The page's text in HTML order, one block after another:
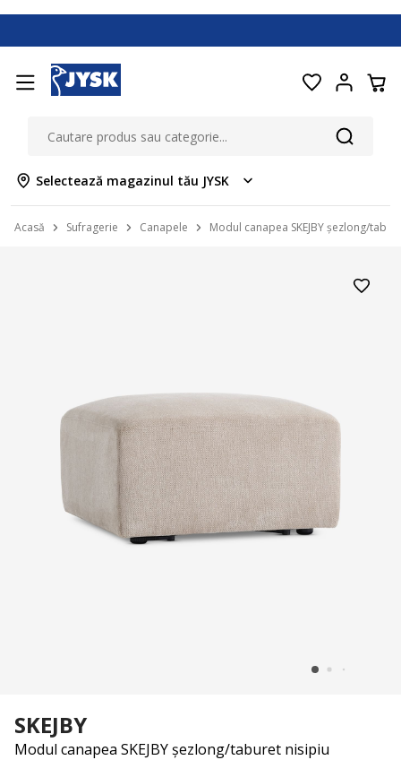
Selectează magazinul tău JYSK
Acasă Sufragerie Canapele Modul canapea SKEJBY șezlong/
SKEJBY
Modul canapea SKEJBY șezlong/taburet nisipiu